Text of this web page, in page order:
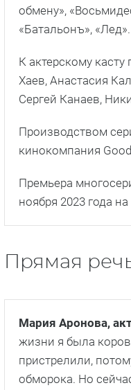
обмену»,
«Батальонъ», «Лед».
К актерскому
Хаев, Анастасия
Сергей Канаев,
Производством
кинокомпания
Премьера
ноября 2023 года
Прямая
Мария Аронова,
жизни я была
пристрелили,
обморока. Но